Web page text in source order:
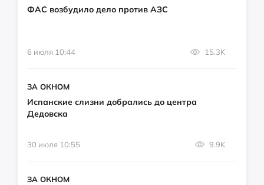
ФАС возбудило дело против АЗС
6 июля 10:44 15.3K
ЗА ОКНОМ
Испанские слизни добрались до центра
Дедовска
30 июля 10:55 9.9K
ЗА ОКНОМ